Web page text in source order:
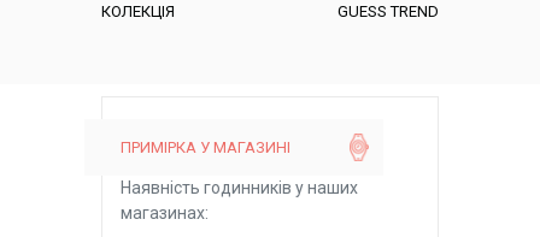
КОЛЕКЦІЯ GUESS TREND
ПРИМІРКА У МАГАЗИНІ
Наявність годинників у наших
магазинах: